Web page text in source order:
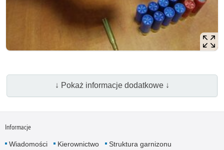
↓ Pokaż informacje dodatkowe ↓
Informacje
Wiadomości Kierownictwo
Struktura garnizonu